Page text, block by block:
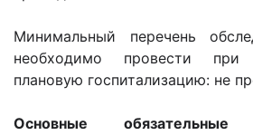
Минимальный перечень
необходимо провести при
плановую госпитализацию: не
Основные обязательные